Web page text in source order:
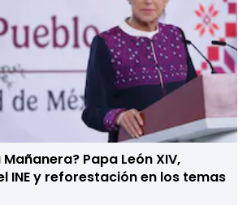
Papa León XIV,
INE y reforestación en los temas